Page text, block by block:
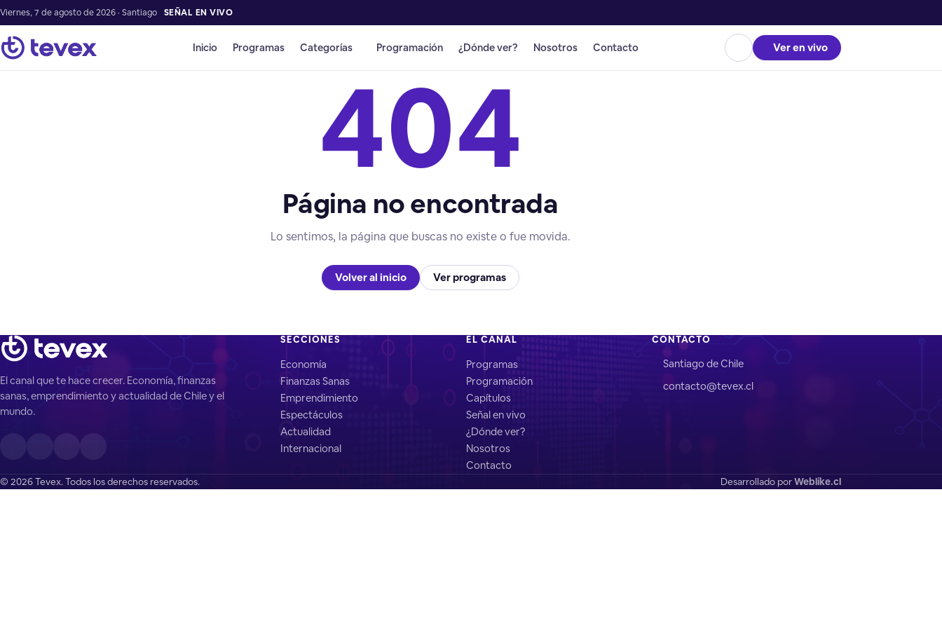
Viernes, 7 de agosto de 2026 · Santiago SEÑAL EN VIVO
Inicio Programas Categorías Programación ¿Dónde ver? Nosotros Contacto Ver en vivo
404
Página no encontrada
Lo sentimos, la página que buscas no existe o fue movida.
Volver al inicio Ver programas
El canal que te hace crecer. Economía, finanzas
sanas, emprendimiento y actualidad de Chile y el
mundo.
SECCIONES
Economía
Finanzas Sanas
Emprendimiento
Espectáculos
Actualidad
Internacional
EL CANAL
Programas
Programación
Capítulos
Señal en vivo
¿Dónde ver?
Nosotros
Contacto
CONTACTO
Santiago de Chile
contacto@tevex.cl
© 2026 Tevex. Todos los derechos reservados. Desarrollado porWeblike.cl